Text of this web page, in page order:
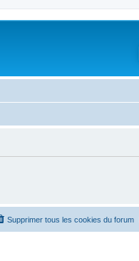
Supprimer tous les cookies du forum